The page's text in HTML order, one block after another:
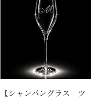
【シャンパングラス ツ